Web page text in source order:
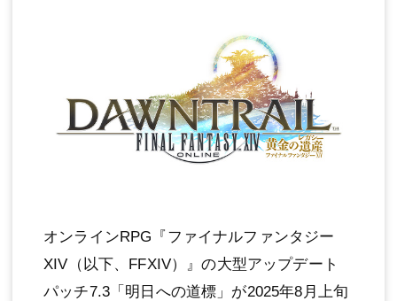
オンラインRPG『ファイナルファンタジー
XIV（以下、FFXIV）』の大型アップデート
パッチ7.3「明日への道標」が2025年8月上旬